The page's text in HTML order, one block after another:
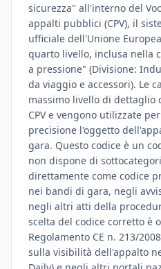
sicurezza" all'interno del
appalti pubblici (CPV), il
ufficiale dell'Unione
quarto livello, inclusa nella
a pressione" (Divisione:
da viaggio e accessori). Le
massimo livello di
CPV e vengono utilizzate
precisione l'oggetto
gara. Questo codice è un
non dispone di
direttamente come codice
nei bandi di gara, negli
negli altri atti della
scelta del codice corretto è
Regolamento CE n. 213/
sulla visibilità dell'appalto